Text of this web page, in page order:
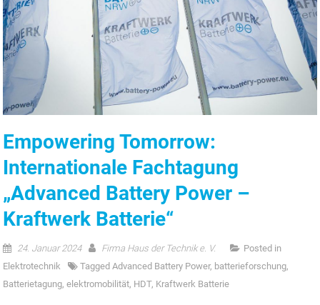
Empowering Tomorrow:
Internationale Fachtagung
„Advanced Battery Power –
Kraftwerk Batterie“
24. Januar 2024 Firma Haus der Technik e. V.
Posted in
Elektrotechnik
Tagged Advanced Battery Power, batterieforschung,
Batterietagung,elektromobilität, HDT, Kraftwerk Batterie